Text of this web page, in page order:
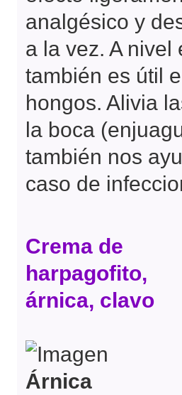
analgésico y
a la vez. A nivel
también es útil
hongos. Alivia
la boca
también nos
caso de
Crema de
harpagofito,
árnica, clavo
Árnica